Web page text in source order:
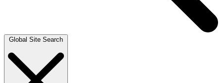
Global Site Search